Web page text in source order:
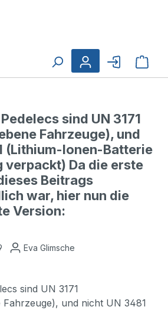
sind UN 3171
Fahrzeuge), und
(Lithium-Ionen-Batterie
verpackt) Da die erste
Beitrags
war, hier nun die
Version:
Eva Glimsche
sind UN 3171
Fahrzeuge), und nicht UN 3481